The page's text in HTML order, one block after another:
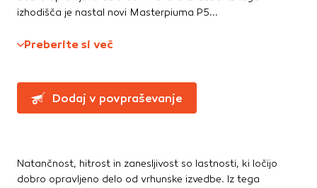
Straniščne školjke, WC deske
Dodatki in pribor
Laminati
izhodišča je nastal novi Masterpiuma P5...
Preberite si več
Dodaj v povpraševanje
Natančnost, hitrost in zanesljivost so lastnosti, ki ločijo
dobro opravljeno delo od vrhunske izvedbe. Iz tega
Te piškotke nastavijo naši oglaševalski partnerji.
Partnerska oglaševalska podjetja jih lahko uporabljajo za
prikazovanje ustreznih oglasov na drugih spletnih mestih.
brskalnika in naprave. Če zavrnete uporabo teh piškotkov,
ne boste deležni našega ciljnega spletnega oglaševanja.
DOVOLI VSE